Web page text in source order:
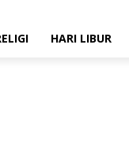
HARI LIBUR